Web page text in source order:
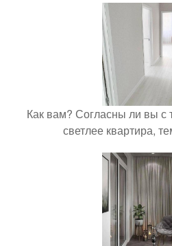
Как вам? Согласны ли вы с
светлее квартира,